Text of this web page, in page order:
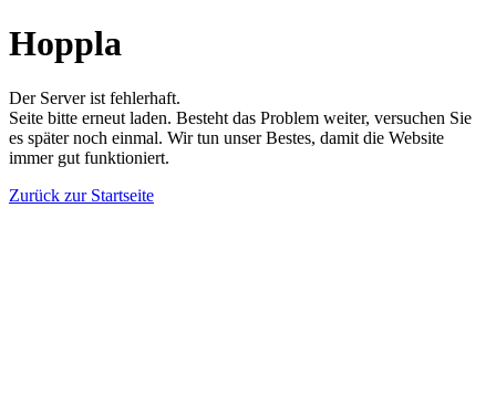
Hoppla
Der Server ist fehlerhaft.
Seite bitte erneut laden. Besteht das Problem weiter, versuchen Sie
es später noch einmal. Wir tun unser Bestes, damit die Website
immer gut funktioniert.
Zurück zur Startseite